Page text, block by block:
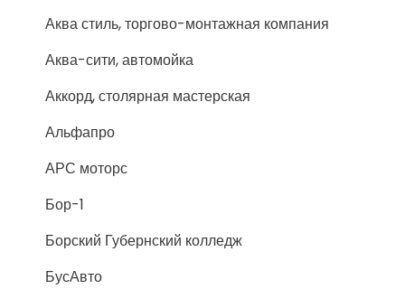
Аква стиль, торгово-монтажная компания
Аква-сити, автомойка
Аккорд, столярная мастерская
Альфапро
АРС моторс
Бор-1
Борский Губернский колледж
БусАвто